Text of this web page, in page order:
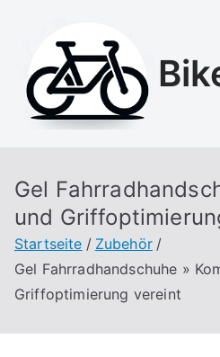
springen
Gel
und
Startseite
Zubehör
Gel Fahrradhandschuhe »
Griffoptimierung vereint